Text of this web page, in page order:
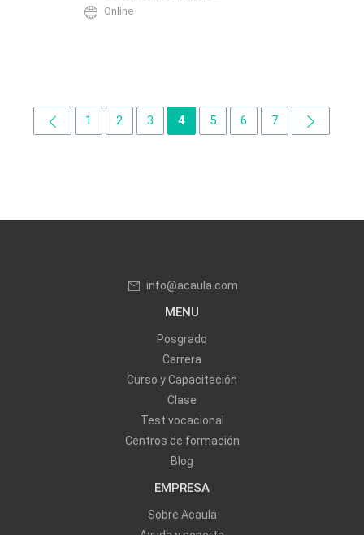
Online
1 2 3 4 5 6 7
info@acaula.com
MENU
Posgrado
Carrera
Curso y Capacitación
Clase
Test vocacional
Centros de formación
Blog
EMPRESA
Sobre Acaula